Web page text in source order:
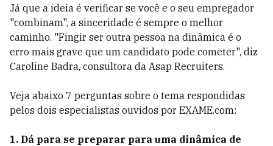
Já que a ideia é verificar se você e o seu empregador
"combinam", a sinceridade é sempre o melhor
caminho. "Fingir ser outra pessoa na dinâmica é o
erro mais grave que um candidato pode cometer", diz
Caroline Badra, consultora da Asap Recruiters.
Veja abaixo 7 perguntas sobre o tema respondidas
pelos dois especialistas ouvidos por EXAME.com:
1. Dá para se preparar para uma dinâmica de